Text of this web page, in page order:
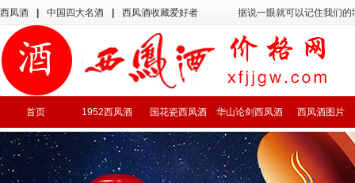
西凤酒 中国四大名酒 西凤酒收藏爱好者 据说一眼就可以记住我们
首页 1952西凤酒 国花瓷西凤酒 华山论剑西凤酒 西凤酒图片